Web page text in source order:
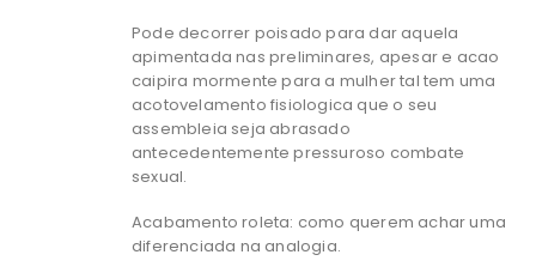
Pode decorrer poisado para dar aquela
apimentada nas preliminares, apesar e acao
caipira mormente para a mulher tal tem uma
acotovelamento fisiologica que o seu
assembleia seja abrasado
antecedentemente pressuroso combate
sexual.
Acabamento roleta: como querem achar uma
diferenciada na analogia.